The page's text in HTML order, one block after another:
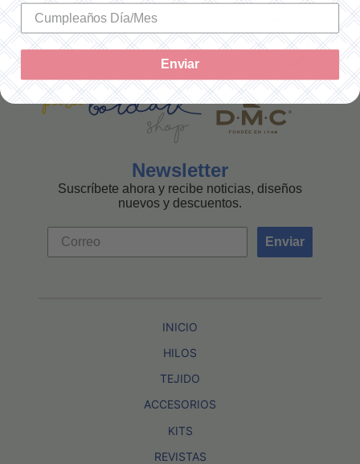
MEXICANA
Newsletter
Suscríbete ahora y recibe noticias, diseños
nuevos y descuentos.
Enviar
INICIO
HILOS
TEJIDO
ACCESORIOS
KITS
REVISTAS
Enviar